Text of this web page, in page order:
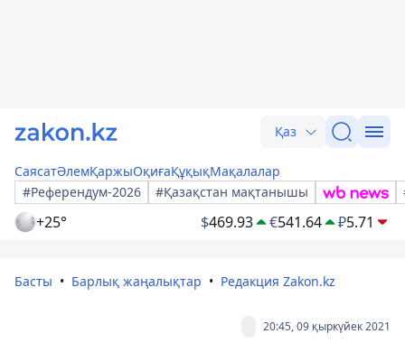
Қаз
СаясатӘлемҚаржыОқиғаҚұқықМақалалар
#Референдум-2026
#Қазақстан мақтанышы
+25° $469.93 €541.64 ₽5.71
Басты Барлық жаңалықтар Редакция Zakon.kz
20:45, 09 қыркүйек 2021